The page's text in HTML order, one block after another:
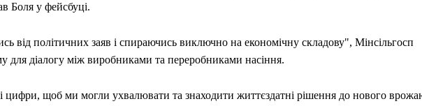
Боля у фейсбуці.
від політичних заяв і спираючись виключно на економічну складову", Мінсільгосп
для діалогу між виробниками та переробниками насіння.
цифри, щоб ми могли ухвалювати та знаходити життєздатні рішення до нового